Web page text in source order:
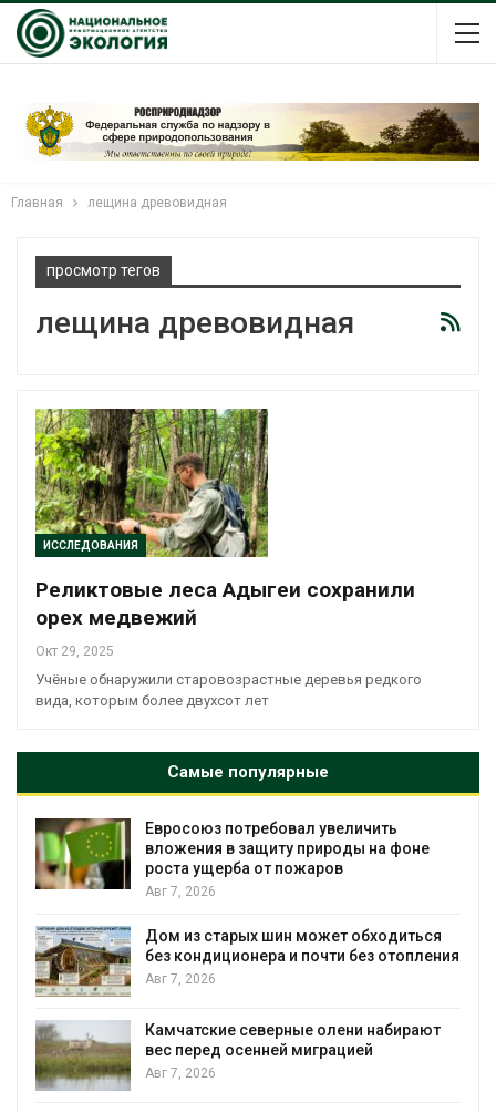
Главная лещина древовидная
просмотр тегов
лещина древовидная
ИССЛЕДОВАНИЯ
Реликтовые леса Адыгеи сохранили
орех медвежий
Окт 29, 2025
Учёные обнаружили старовозрастные деревья редкого
вида, которым более двухсот лет
Самые популярные
Евросоюз потребовал увеличить
вложения в защиту природы на фоне
роста ущерба от пожаров
Авг 7, 2026
Дом из старых шин может обходиться
без кондиционера и почти без отопления
Авг 7, 2026
Камчатские северные олени набирают
вес перед осенней миграцией
Авг 7, 2026